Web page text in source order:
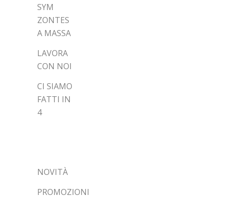
SYM
ZONTES
A MASSA
LAVORA
CON NOI
CI SIAMO
FATTI IN
4
NOVITÀ
PROMOZIONI